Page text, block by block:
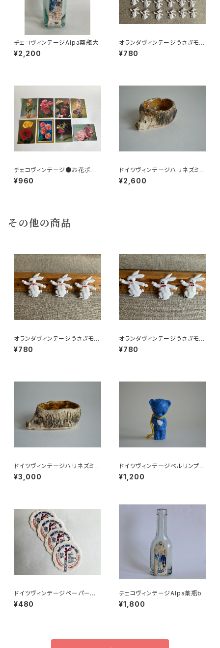
チェコヴィンテージAlpa薬瓶大
¥2,200
オランダヴィンテージうさぎモチ
ーフプラパーツ30個セットNo19
9
¥780
チェコヴィンテージ●お花ポスト
カード8枚組
¥960
ドイツヴィンテージハリネズミの
小皿a
¥2,600
その他の商品
オランダヴィンテージうさぎモチ
ーフプラパーツ30個セットNo6
4
¥780
オランダヴィンテージうさぎモチ
ーフプラパーツ30個セットNo14
9
¥780
ドイツヴィンテージハリネズミの
小皿b
¥3,000
ドイツヴィンテージベルリンプラ
ベア青76
¥1,200
ドイツヴィンテージペーパーコ
ースター鉄道4枚組
¥480
チェコヴィンテージAlpa薬瓶b
¥1,800